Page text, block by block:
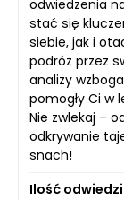
odwiedzenia
stać się
siebie, jak i
podróż przez
analizy
pomogły Ci w
Nie zwlekaj –
odkrywanie
snach!
Ilość